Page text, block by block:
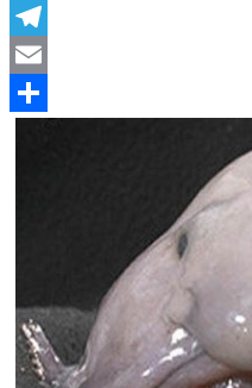
WhatsApp
Telegram
Email